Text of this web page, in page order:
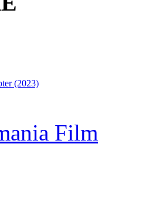
Film